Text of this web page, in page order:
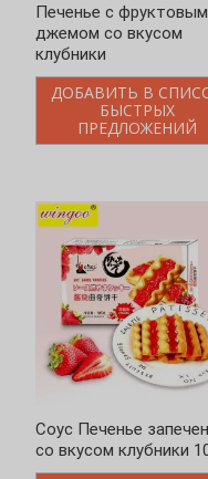
Печенье с фруктовым
джемом со вкусом
клубники
ДОБАВИТЬ В
БЫСТРЫХ
ПРЕДЛОЖЕНИЙ
Соус Печенье
со вкусом клубники